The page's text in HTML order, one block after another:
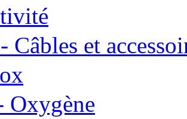
Câbles et
Oxygène